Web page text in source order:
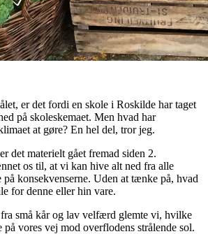
er det fordi en skole i Roskilde har taget
på skoleskemaet. Men hvad har
at gøre? En hel del, tror jeg.
det materielt gået fremad siden 2.
os til, at vi kan hive alt ned fra alle
konsekvenserne. Uden at tænke på, hvad
for denne eller hin vare.
små kår og lav velfærd glemte vi, hvilke
på vores vej mod overflodens strålende sol.